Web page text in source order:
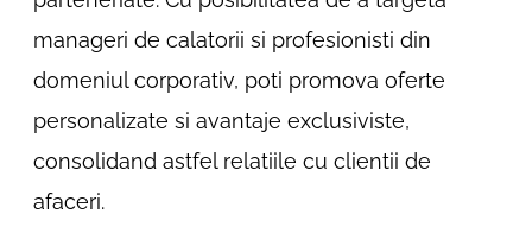
manageri de calatorii si profesionisti din
domeniul corporativ, poti promova oferte
personalizate si avantaje exclusiviste,
consolidand astfel relatiile cu clientii de
afaceri.